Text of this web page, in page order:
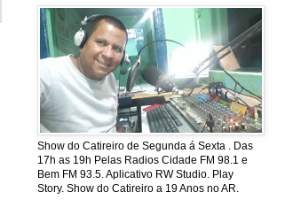
Show do Catireiro de Segunda á Sexta . Das
17h as 19h Pelas Radios Cidade FM 98.1 e
Bem FM 93.5. Aplicativo RW Studio. Play
Story. Show do Catireiro a 19 Anos no AR.